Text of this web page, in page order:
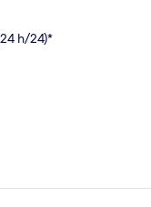
h/24)*